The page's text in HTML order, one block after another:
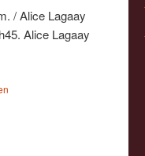
/ Alice Lagaay
Alice Lagaay